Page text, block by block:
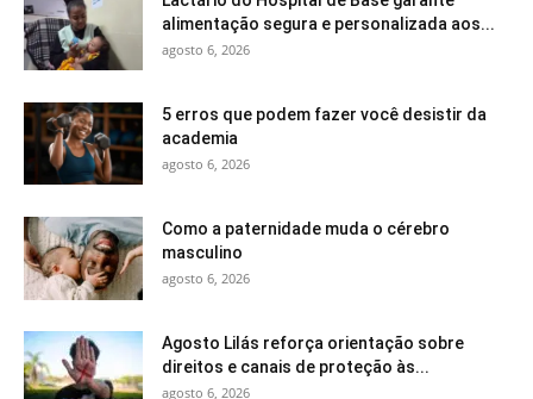
alimentação segura e personalizada aos...
agosto 6, 2026
5 erros que podem fazer você desistir da
academia
agosto 6, 2026
Como a paternidade muda o cérebro
masculino
agosto 6, 2026
Agosto Lilás reforça orientação sobre
direitos e canais de proteção às...
agosto 6, 2026